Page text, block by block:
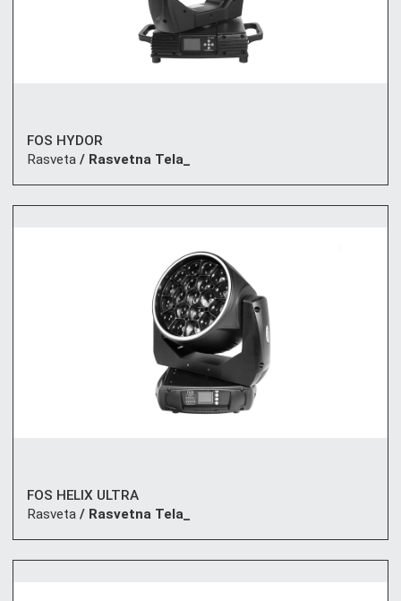
FOS HYDOR
Rasveta / Rasvetna Tela_
FOS HELIX ULTRA
Rasveta / Rasvetna Tela_